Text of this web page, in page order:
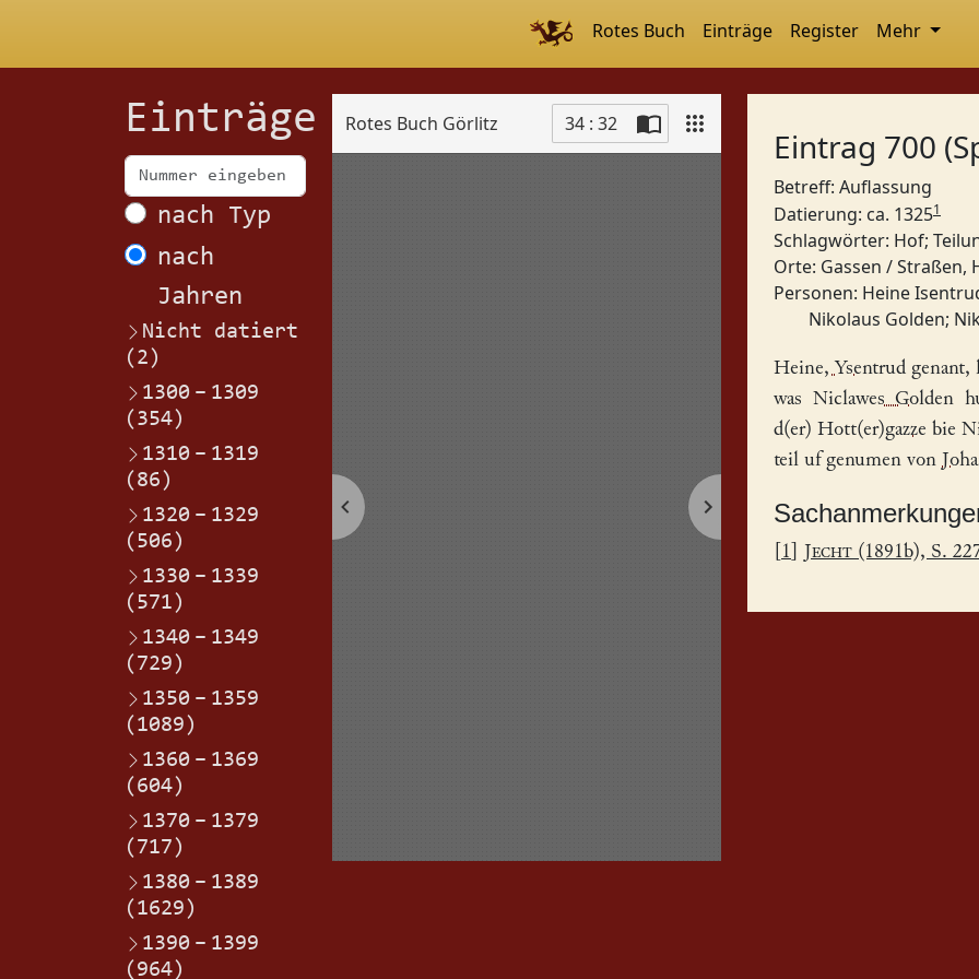
Rotes Buch Einträge Register Mehr
Einträge
nach Typ
nach
Jahren
Nicht datiert
(2)
1300 – 1309
(354)
1310 – 1319
(86)
1320 – 1329
(506)
1330 – 1339
(571)
1340 – 1349
(729)
1350 – 1359
(1089)
1360 – 1369
(604)
1370 – 1379
(717)
1380 – 1389
(1629)
1390 – 1399
(964)
Rotes Buch Görlitz 34 : 32
Eintrag 700
Betreff: Auflassung
Datierung: ca. 13251
Schlagwörter: Hof;
Orte: Gassen / Straßen,
Personen: Heine
Nikolaus Golden;
Heine, Ysentrud genant,
was Niclawes Golden
d(er) Hott(er)gazze bie
teil uf genumen von
1 Jecht (1891b), S.